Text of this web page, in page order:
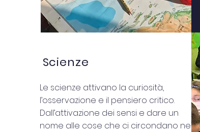
Scienze
Le scienze attivano la curiosità,
l’osservazione e il pensiero critico.
Dall’attivazione dei sensi e dare un
nome alle cose che ci circondano nella